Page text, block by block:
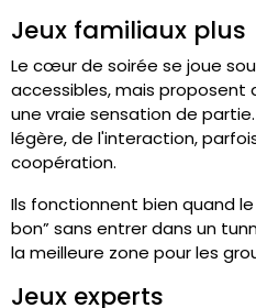
Jeux familiaux plus
Le cœur de soirée se joue
accessibles, mais proposent
une vraie sensation de
légère, de l'interaction,
coopération.
Ils fonctionnent bien quand
bon” sans entrer dans un
la meilleure zone pour les
Jeux experts